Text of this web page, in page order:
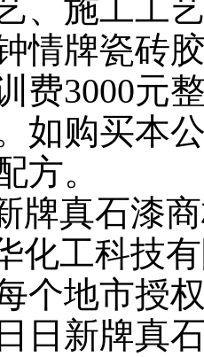
、施工工
情牌瓷砖
费3000元
如购买本
方。
牌真石漆
化工科技
个地市授
日新牌真